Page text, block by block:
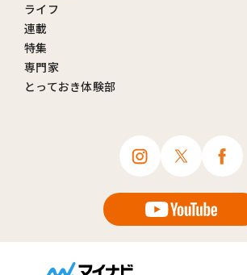
ライフ
連載
特集
専門家
とっておき体験部